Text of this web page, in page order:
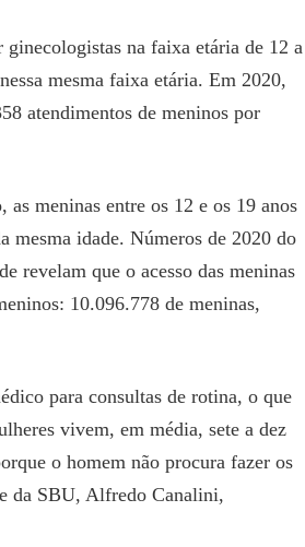
na faixa etária de 12 a
mesma faixa etária. Em 2020,
atendimentos de meninos por
meninas entre os 12 e os 19 anos
mesma idade. Números de 2020 do
revelam que o acesso das meninas
10.096.778 de meninas,
para consultas de rotina, o que
vivem, em média, sete a dez
o homem não procura fazer os
da SBU, Alfredo Canalini,